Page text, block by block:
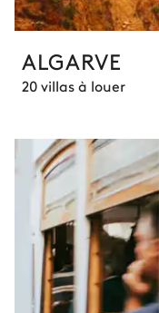
ALGARVE
20 villas à louer